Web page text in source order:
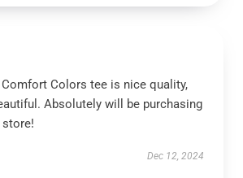
Colors tee is nice quality,
Absolutely will be purchasing
Dec 12, 2024